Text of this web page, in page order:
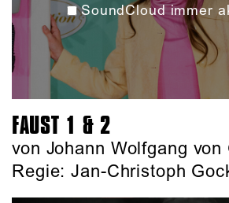
SoundCloud immer
FAUST 1 & 2
von Johann Wolfgang von
Regie: Jan-Christoph